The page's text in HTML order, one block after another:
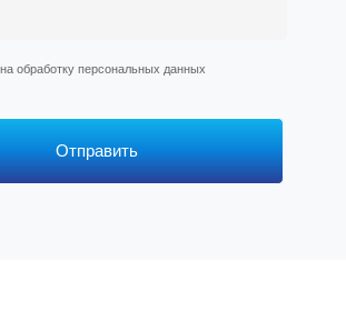
обработку персональных данных
Отправить